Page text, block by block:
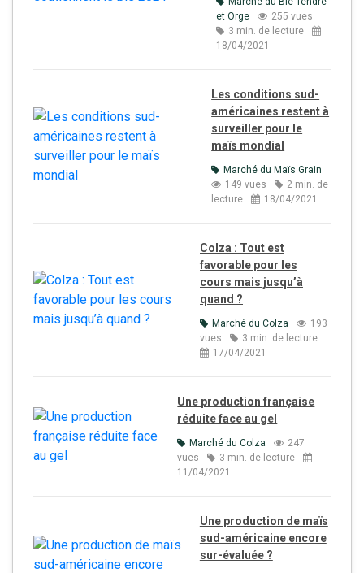
et Orge
255 vues
3 min. de lecture
18/04/2021
Les conditions sud-
américaines restent à
surveiller pour le
maïs mondial
Marché du Maïs Grain
149 vues
2 min. de
lecture
18/04/2021
Colza : Tout est
favorable pour les
cours mais jusqu’à
quand ?
Marché du Colza
193
vues
3 min. de lecture
17/04/2021
Une production française
réduite face au gel
Marché du Colza
247
vues
3 min. de lecture
11/04/2021
Une production de maïs
sud-américaine encore
sur-évaluée ?